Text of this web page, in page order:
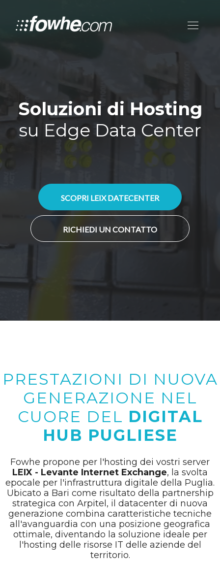
Soluzioni di Hosting
su Edge Data Center
SCOPRI LEIX DATECENTER
RICHIEDI UN CONTATTO
PRESTAZIONI DI NUOVA
GENERAZIONE NEL
CUORE DEL DIGITAL
HUB PUGLIESE
Fowhe propone per l'hosting dei vostri server
LEIX - Levante Internet Exchange, la svolta
epocale per l'infrastruttura digitale della Puglia.
Ubicato a Bari come risultato della partnership
strategica con Arpitel, il datacenter di nuova
generazione combina caratteristiche tecniche
all'avanguardia con una posizione geografica
ottimale, diventando la soluzione ideale per
l'hosting delle risorse IT delle aziende del
territorio.